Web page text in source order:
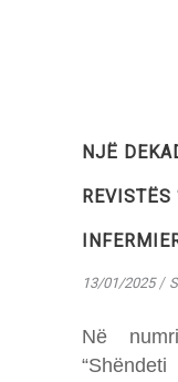
NJË
REVISTËS
13/01/2025
Në